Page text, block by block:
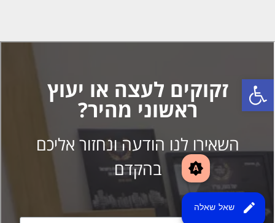
brightness_auto
edit שאל שאלה